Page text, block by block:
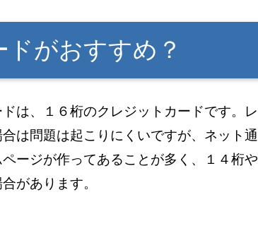
がおすすめ？
は、１６桁のクレジットカードです。レ
は問題は起こりにくいですが、ネット通
ージが作ってあることが多く、１４桁や
があります。